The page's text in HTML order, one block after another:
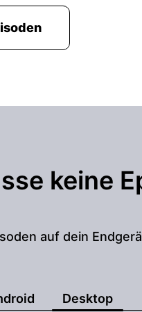
keine
auf dein
Desktop